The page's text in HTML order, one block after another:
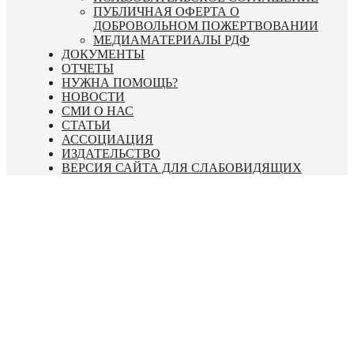
ПУБЛИЧНАЯ ОФЕРТА О
ДОБРОВОЛЬНОМ ПОЖЕРТВОВАНИИ
МЕДИАМАТЕРИАЛЫ РДФ
ДОКУМЕНТЫ
ОТЧЕТЫ
НУЖНА ПОМОЩЬ?
НОВОСТИ
СМИ О НАС
СТАТЬИ
АССОЦИАЦИЯ
ИЗДАТЕЛЬСТВО
ВЕРСИЯ САЙТА ДЛЯ СЛАБОВИДЯЩИХ